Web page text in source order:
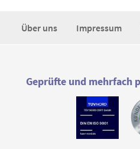
Über uns Impressum
Geprüfte und mehrfach